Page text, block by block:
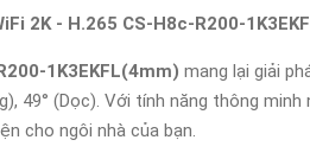
2K - H.265 CS-H8c-R200-
1K3EKFL(4mm) mang lại giải
49° (Dọc). Với tính năng thông
cho ngôi nhà của bạn.